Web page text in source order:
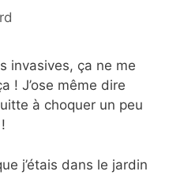
invasives, ça ne me
! J’ose même dire
à choquer un peu
j’étais dans le jardin